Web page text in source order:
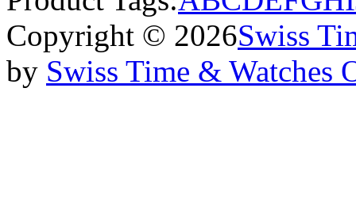
Copyright © 2026Swiss
by Swiss Time & Watches